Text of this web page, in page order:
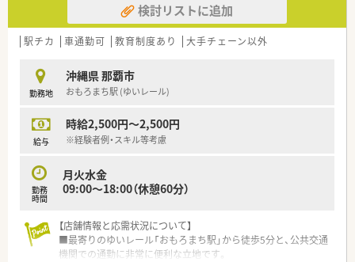
【法人特徴について】
■沖縄県内に約40店舗を展開している地場最大手の薬局チェー
ンであり、抜群の知名度と安定した経営基盤を誇っています。
広い処方に触れることで多様な経験を積める企業です。
■大手調剤チェーンであるクオールと資本提携を行っており、よ
り質の高いサービスや先進的なシステムを提供しています。
【求人情報について】
■正社員の勤務薬剤師として採用を行っており、これまでの調剤
■提示される給与条件は年収450万円から600万円となってお
り、沖縄エリアにおける高水準の待遇が目指せる環境です。
■条件を満たす場合には月5万円の家賃補助が相談できるなど、
検討リストに追加
駅チカ 車通勤可 教育制度あり 大手チェーン以外
勤務地
沖縄県 那覇市
おもろまち駅 (ゆいレール)
給与
時給2,500円～2,500円
※経験者例・スキル等考慮
勤務
時間
月火水金
09:00～18:00（休憩60分）
【店舗情報と応需状況について】
■最寄りのゆいレール「おもろまち駅」から徒歩5分と、公共交通
機関での通勤に非常に便利な立地です。